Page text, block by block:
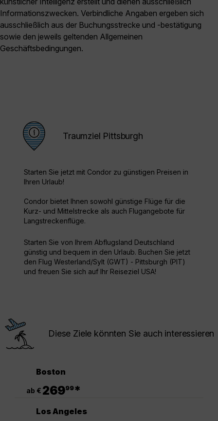
Informationszwecken. Verbindliche Angaben ergeben sich
ausschließlich aus der Buchungsstrecke und -bestätigung
sowie den jeweils geltenden Allgemeinen
Geschäftsbedingungen.
Traumziel Pittsburgh
Starten Sie jetzt mit Condor zu günstigen Preisen in
Ihren Urlaub!
Condor bietet Ihnen sowohl günstige Flüge für die
Kurz- und Mittelstrecke als auch Flugangebote für
Langstreckenflüge.
Starten Sie von Ihrem Abflugsland Deutschland
günstig und bequem in den Urlaub. Buchen Sie jetzt
den Flug Westerland/Sylt (GWT) - Pittsburgh (PIT)
und freuen Sie sich auf Ihr Reiseziel USA!
Diese Ziele könnten Sie auch interessieren
Boston
ab € 26999*
Los Angeles